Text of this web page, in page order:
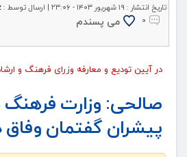
تاریخ انتشار : ۱۹ شهریور ۱۴۰۳ - ۲۳:۰۶ | ارسال توسط :
۰
می پسندم
در آیین تودیع و معارفه وزرای فرهنگ و
صالحی: وزارت فرهنگ
پیشران گفتمان